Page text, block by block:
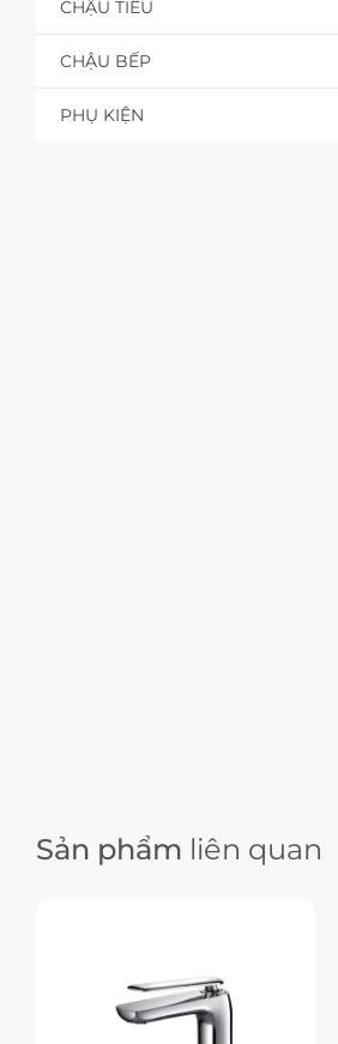
CHẬU TIỂU
CHẬU BẾP
PHỤ KIỆN
Sản phẩm liên quan